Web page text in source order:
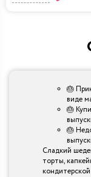
🎂
виде
🎂
🎂
Сладкий
торты,